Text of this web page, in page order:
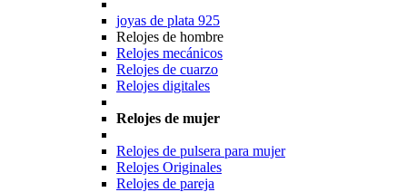
joyas de plata 925
Relojes de hombre
Relojes mecánicos
Relojes de cuarzo
Relojes digitales
Relojes de mujer
Relojes de pulsera para mujer
Relojes Originales
Relojes de pareja